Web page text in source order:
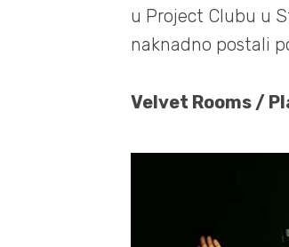
u Project Clubu u
naknadno postali
Velvet Rooms /